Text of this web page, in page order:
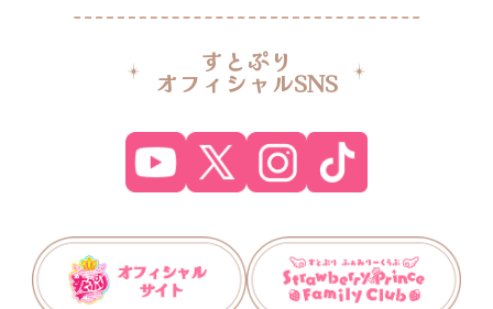
すとぷり
オフィシャルSNS